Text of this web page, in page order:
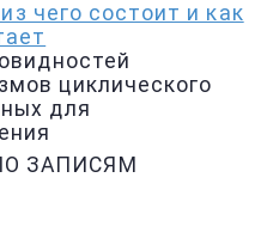
чего состоит и как
циклического
для
ЗАПИСЯМ